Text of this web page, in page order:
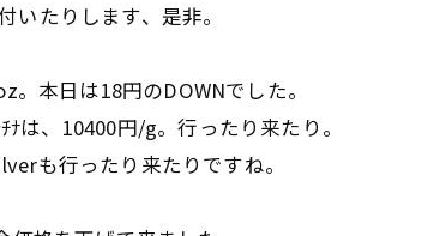
いたりします、是非。
。本日は18円のDOWNでした。
ﾅは、10400円/g。行ったり来たり。
も行ったり来たりですね。